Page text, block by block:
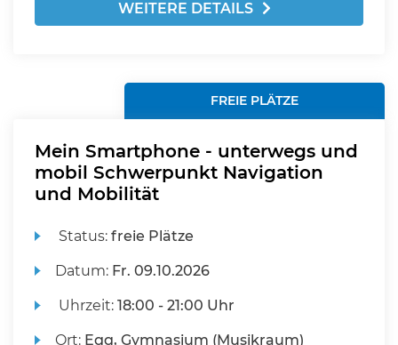
WEITERE DETAILS
FREIE PLÄTZE
Mein Smartphone - unterwegs und
mobil Schwerpunkt Navigation
und Mobilität
Status:freie Plätze
Datum: Fr. 09.10.2026
Uhrzeit:18:00 - 21:00 Uhr
Ort: Egg, Gymnasium (Musikraum)